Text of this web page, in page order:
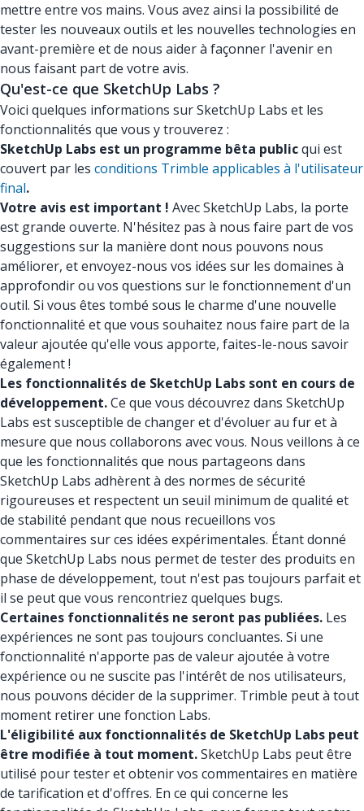
mettre entre vos mains. Vous avez ainsi la possibilité de
tester les nouveaux outils et les nouvelles technologies en
avant-première et de nous aider à façonner l'avenir en
nous faisant part de votre avis.
Qu'est-ce que SketchUp Labs ?
Voici quelques informations sur SketchUp Labs et les
fonctionnalités que vous y trouverez :
SketchUp Labs est un programme bêta publicqui est
couvert par les conditions Trimble applicables à l'utilisateur
final.
Votre avis est important ! Avec SketchUp Labs, la porte
est grande ouverte. N'hésitez pas à nous faire part de vos
suggestions sur la manière dont nous pouvons nous
améliorer, et envoyez-nous vos idées sur les domaines à
approfondir ou vos questions sur le fonctionnement d'un
outil. Si vous êtes tombé sous le charme d'une nouvelle
fonctionnalité et que vous souhaitez nous faire part de la
valeur ajoutée qu'elle vous apporte, faites-le-nous savoir
également !
Les fonctionnalités de SketchUp Labs sont en cours de
développement.Ce que vous découvrez dans SketchUp
Labs est susceptible de changer et d'évoluer au fur et à
mesure que nous collaborons avec vous. Nous veillons à ce
que les fonctionnalités que nous partageons dans
SketchUp Labs adhèrent à des normes de sécurité
rigoureuses et respectent un seuil minimum de qualité et
de stabilité pendant que nous recueillons vos
commentaires sur ces idées expérimentales. Étant donné
que SketchUp Labs nous permet de tester des produits en
phase de développement, tout n'est pas toujours parfait et
il se peut que vous rencontriez quelques bugs.
Certaines fonctionnalités ne seront pas publiées. Les
expériences ne sont pas toujours concluantes. Si une
fonctionnalité n'apporte pas de valeur ajoutée à votre
expérience ou ne suscite pas l'intérêt de nos utilisateurs,
nous pouvons décider de la supprimer. Trimble peut à tout
moment retirer une fonction Labs.
L'éligibilité aux fonctionnalités de SketchUp Labs peut
être modifiée à tout moment.SketchUp Labs peut être
utilisé pour tester et obtenir vos commentaires en matière
de tarification et d'offres. En ce qui concerne les